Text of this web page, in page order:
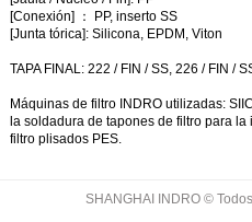
[Conexión] ： PP, inserto SS
[Junta tórica]: Silicona, EPDM, Viton
TAPA FINAL: 222 / FIN / SS, 226 / FIN /
Máquinas de filtro INDRO utilizadas:
la soldadura de tapones de filtro para la
filtro plisados PES.
SHANGHAI INDRO ©